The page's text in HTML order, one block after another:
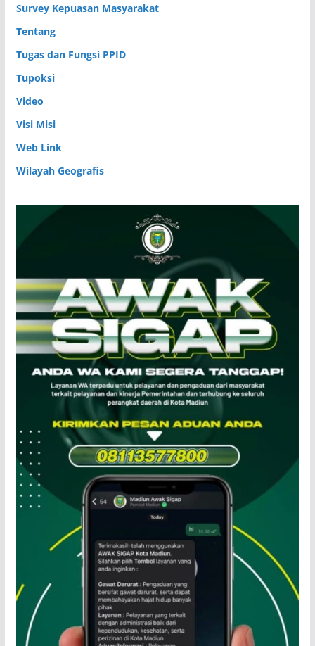
Survey Kepuasan Masyarakat
Tentang
Tugas dan Fungsi PPID
Tupoksi
Video
Visi Misi
Web Link
Wilayah Geografis